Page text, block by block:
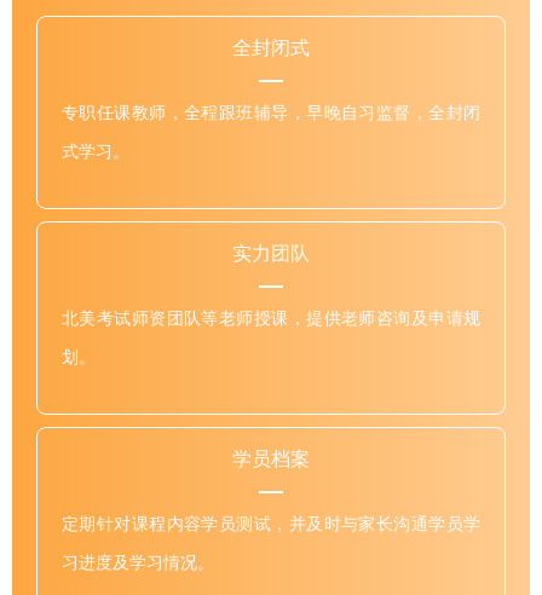
全封闭式
专职任课教师，全程跟班辅导，早晚自习监督，全封闭
式学习。
实力团队
北美考试师资团队等老师授课，提供老师咨询及申请规
划。
学员档案
定期针对课程内容学员测试，并及时与家长沟通学员学
习进度及学习情况。